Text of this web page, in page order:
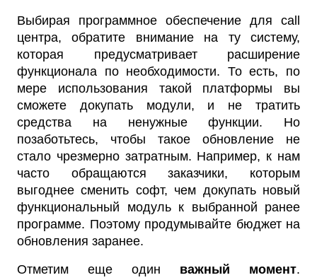
Выбирая программное обеспечение для call
центра, обратите внимание на ту систему,
которая предусматривает расширение
функционала по необходимости. То есть, по
мере использования такой платформы вы
сможете докупать модули, и не тратить
средства на ненужные функции. Но
позаботьтесь, чтобы такое обновление не
стало чрезмерно затратным. Например, к нам
часто обращаются заказчики, которым
выгоднее сменить софт, чем докупать новый
функциональный модуль к выбранной ранее
программе. Поэтому продумывайте бюджет на
обновления заранее.
Отметим еще один важный момент.